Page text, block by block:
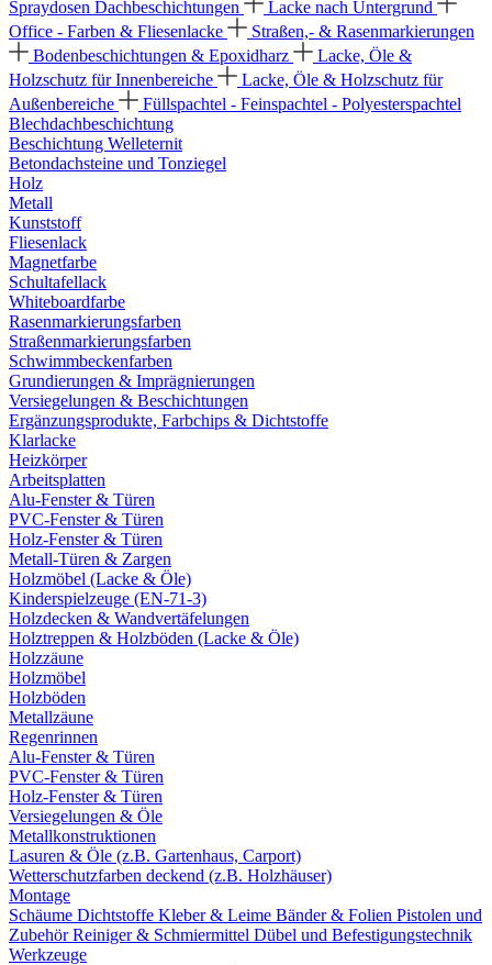
Spraydosen Dachbeschichtungen
Lacke nach Untergrund
Office - Farben & Fliesenlacke
Straßen,- & Rasenmarkierungen
Bodenbeschichtungen & Epoxidharz
Lacke, Öle &
Holzschutz für Innenbereiche
Lacke, Öle & Holzschutz für
Außenbereiche
Füllspachtel - Feinspachtel - Polyesterspachtel
Blechdachbeschichtung
Beschichtung Welleternit
Betondachsteine und Tonziegel
Holz
Metall
Kunststoff
Fliesenlack
Magnetfarbe
Schultafellack
Whiteboardfarbe
Rasenmarkierungsfarben
Straßenmarkierungsfarben
Schwimmbeckenfarben
Grundierungen & Imprägnierungen
Versiegelungen & Beschichtungen
Ergänzungsprodukte, Farbchips & Dichtstoffe
Klarlacke
Heizkörper
Arbeitsplatten
Alu-Fenster & Türen
PVC-Fenster & Türen
Holz-Fenster & Türen
Metall-Türen & Zargen
Holzmöbel (Lacke & Öle)
Kinderspielzeuge (EN-71-3)
Holzdecken & Wandvertäfelungen
Holztreppen & Holzböden (Lacke & Öle)
Holzzäune
Holzmöbel
Holzböden
Metallzäune
Regenrinnen
Alu-Fenster & Türen
PVC-Fenster & Türen
Holz-Fenster & Türen
Versiegelungen & Öle
Metallkonstruktionen
Lasuren & Öle (z.B. Gartenhaus, Carport)
Wetterschutzfarben deckend (z.B. Holzhäuser)
Montage
Schäume Dichtstoffe Kleber & Leime Bänder & Folien Pistolen und
ZubehörReiniger & Schmiermittel Dübel und Befestigungstechnik
Werkzeuge